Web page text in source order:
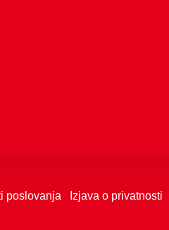
poslovanja
Izjava o privatnosti